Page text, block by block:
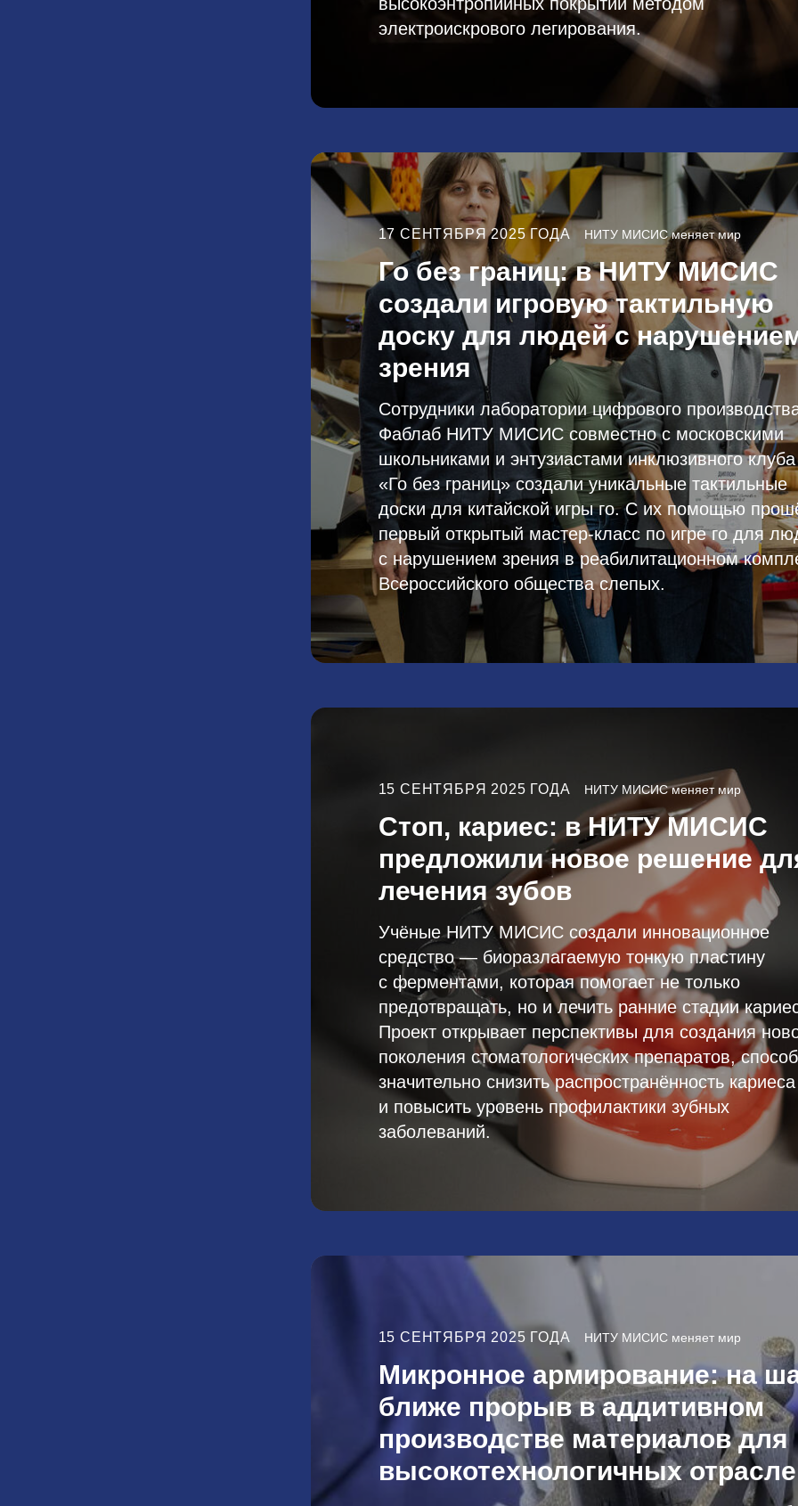
электроискрового легирования.
17 СЕНТЯБРЯ 2025 ГОДА НИТУ МИСИС меняет мир
Го без границ: в НИТУ МИСИС
создали игровую тактильную
доску для людей с
зрения
Сотрудники лаборатории цифрового
Фаблаб НИТУ МИСИС совместно с московскими
школьниками и энтузиастами инклюзивного клуба
«Го без границ» создали уникальные тактильные
доски для китайской игры го. С их помощью
первый открытый мастер-класс по игре го для
с нарушением зрения в реабилитационном
Всероссийского общества слепых.
15 СЕНТЯБРЯ 2025 ГОДА НИТУ МИСИС меняет мир
Стоп, кариес: в НИТУ МИСИС
предложили новое решение
лечения зубов
Учёные НИТУ МИСИС создали инновационное
средство — биоразлагаемую тонкую пластину
с ферментами, которая помогает не только
предотвращать, но и лечить ранние стадии
Проект открывает перспективы для создания
поколения стоматологических препаратов,
значительно снизить распространённость кариеса
и повысить уровень профилактики зубных
заболеваний.
15 СЕНТЯБРЯ 2025 ГОДА НИТУ МИСИС меняет мир
Микронное армирование: на
ближе прорыв в аддитивном
производстве материалов для
высокотехнологичных